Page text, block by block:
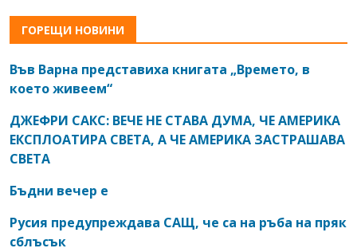
ГОРЕЩИ НОВИНИ
Във Варна представиха книгата „Времето, в
което живеем“
ДЖЕФРИ САКС: ВЕЧЕ НЕ СТАВА ДУМА, ЧЕ АМЕРИКА
ЕКСПЛОАТИРА СВЕТА, А ЧЕ АМЕРИКА ЗАСТРАШАВА
СВЕТА
Бъдни вечер е
Русия предупреждава САЩ, че са на ръба на пряк
сблъсък